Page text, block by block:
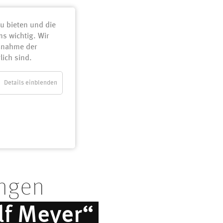
Meyer“
bieten und die
wichtig. Wir
der
sind.
Details einblenden